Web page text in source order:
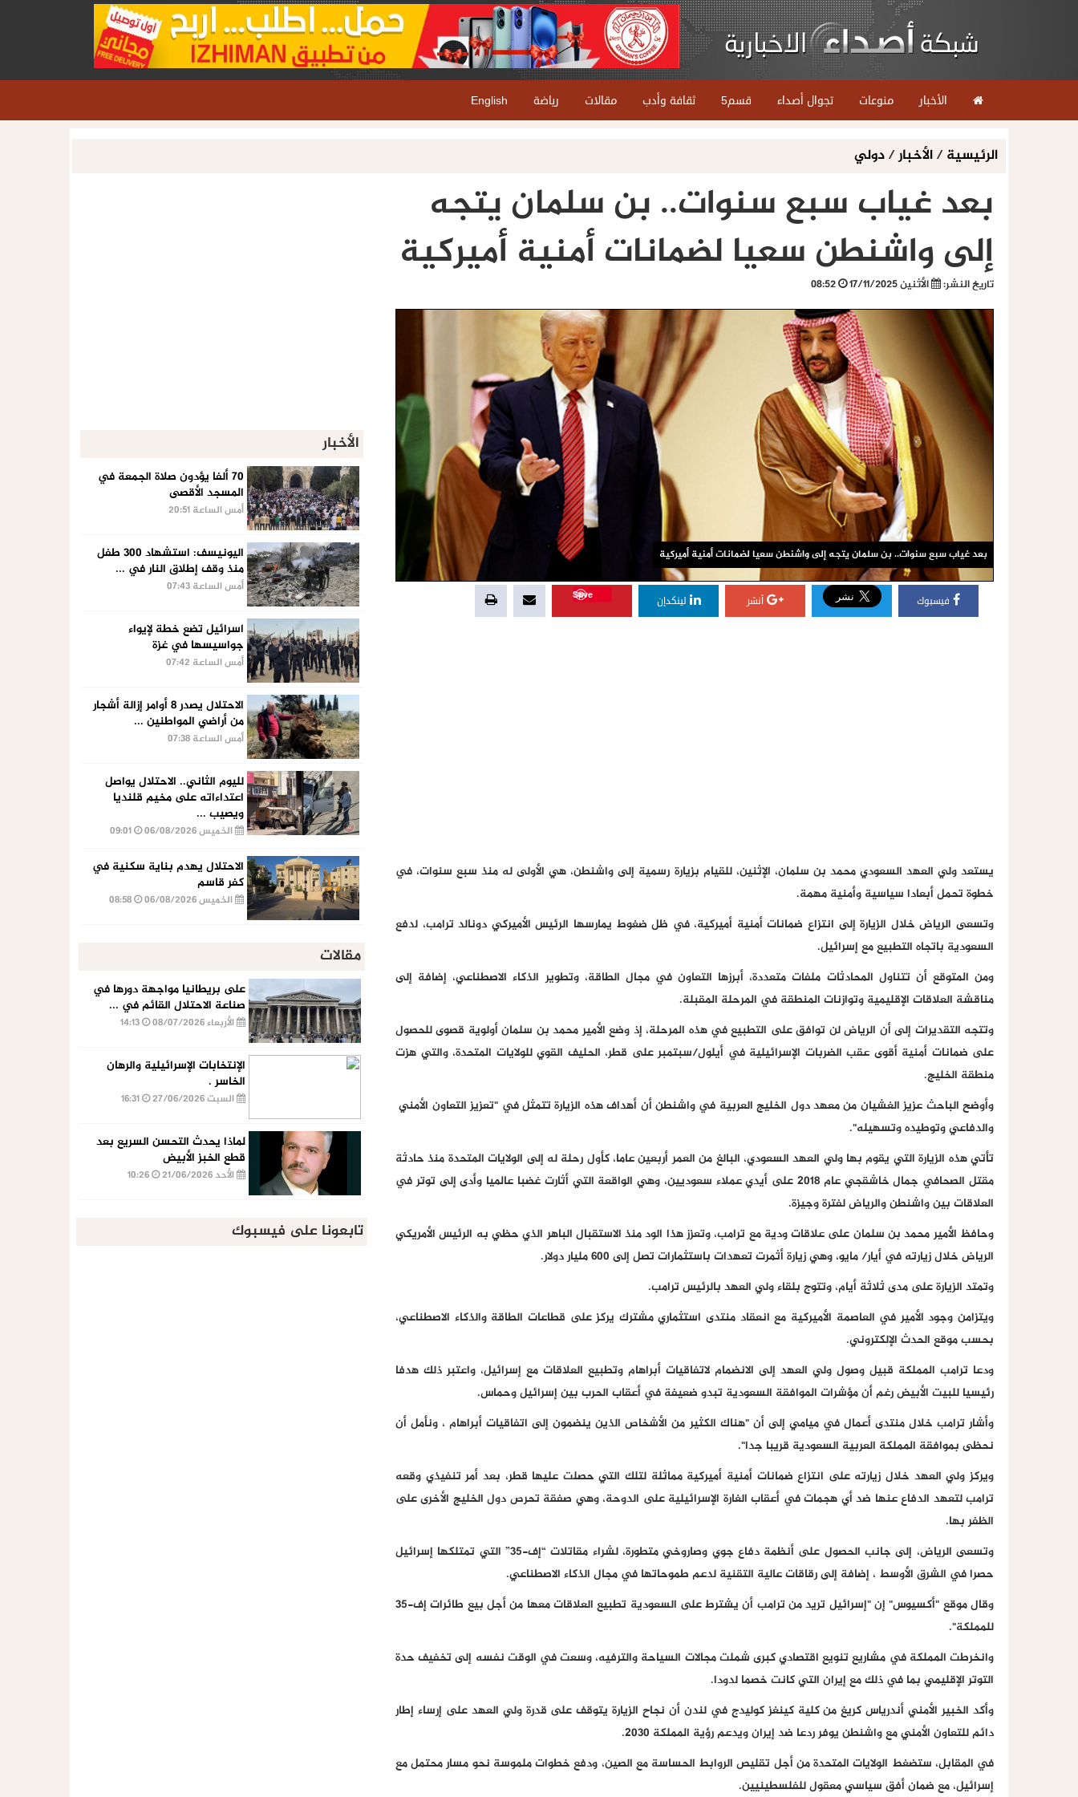
الأخبار منوعات تجوال أصداء قسم5 ثقافة وأدب مقالات رياضة English
الرئيسية/الأخبار/دولي
بعد غياب سبع سنوات.. بن سلمان يتجه
إلى واشنطن سعيا لضمانات أمنية أميركية
تاريخ النشر: الأثنين 17/11/2025
بعد غياب سبع سنوات.. بن سلمان يتجه إلى واشنطن سعيا لضمانات أمنية أميركية
فيسبوك أنشر لينكدإن
Save
يستعد ولي العهد السعودي محمد بن سلمان، الإثنين، للقيام بزيارة رسمية إلى واشنطن، هي الأولى له منذ سبع سنوات، في
خطوة تحمل أبعادا سياسية وأمنية مهمة.
وتسعى الرياض خلال الزيارة إلى انتزاع ضمانات أمنية أميركية، في ظل ضغوط يمارسها الرئيس الأميركي دونالد ترامب، لدفع
السعودية باتجاه التطبيع مع إسرائيل.
ومن المتوقع أن تتناول المحادثات ملفات متعددة، أبرزها التعاون في مجال الطاقة، وتطوير الذكاء الاصطناعي، إضافة إلى
مناقشة العلاقات الإقليمية وتوازنات المنطقة في المرحلة المقبلة.
وتتجه التقديرات إلى أن الرياض لن توافق على التطبيع في هذه المرحلة، إذ وضع الأمير محمد بن سلمان أولوية قصوى للحصول
على ضمانات أمنية أقوى عقب الضربات الإسرائيلية في أيلول/سبتمبر على قطر، الحليف القوي للولايات المتحدة، والتي هزت
منطقة الخليج.
وأوضح الباحث عزيز الغشيان من معهد دول الخليج العربية في واشنطن أن أهداف هذه الزيارة تتمثل في "تعزيز التعاون الأمني ​​
والدفاعي وتوطيده وتسهيله".
تأتي هذه الزيارة التي يقوم بها ولي العهد السعودي، البالغ من العمر أربعين عاما، كأول رحلة له إلى الولايات المتحدة منذ حادثة
مقتل الصحافي جمال خاشقجي عام 2018 على أيدي عملاء سعوديين، وهي الواقعة التي أثارت غضبا عالميا وأدى إلى توتر في
العلاقات بين واشنطن والرياض لفترة وجيزة.
وحافظ الأمير محمد بن سلمان على علاقات ودية مع ترامب، وتعزز هذا الود منذ الاستقبال الباهر الذي حظي به الرئيس الأمريكي
الرياض خلال زيارته في أيار/ مايو، وهي زيارة أثمرت تعهدات باستثمارات تصل إلى 600 مليار دولار.
وتمتد الزيارة على مدى ثلاثة أيام، وتتوج بلقاء ولي العهد بالرئيس ترامب.
ويتزامن وجود الأمير في العاصمة الأميركية مع انعقاد منتدى استثماري مشترك يركز على قطاعات الطاقة والذكاء الاصطناعي،
بحسب موقع الحدث الإلكتروني.
ودعا ترامب المملكة قبيل وصول ولي العهد إلى الانضمام لاتفاقيات أبراهام وتطبيع العلاقات مع إسرائيل، واعتبر ذلك هدفا
رئيسيا للبيت الأبيض رغم أن مؤشرات الموافقة السعودية تبدو ضعيفة في أعقاب الحرب بين إسرائيل وحماس.
وأشار ترامب خلال منتدى أعمال في ميامي إلى أن "هناك الكثير من الأشخاص الذين ينضمون إلى اتفاقيات أبراهام ، ونأمل أن
نحظى بموافقة المملكة العربية السعودية قريبا جدا".
ويركز ولي العهد خلال زيارته على انتزاع ضمانات أمنية أميركية مماثلة لتلك التي حصلت عليها قطر، بعد أمر تنفيذي وقعه
ترامب لتعهد الدفاع عنها ضد أي هجمات في أعقاب الغارة الإسرائيلية على الدوحة، وهي صفقة تحرص دول الخليج الأخرى على
الظفر بها.
وتسعى الرياض، إلى جانب الحصول على أنظمة دفاع جوي وصاروخي متطورة، لشراء مقاتلات “إف-35” التي تمتلكها إسرائيل
حصرا في الشرق الأوسط ، إضافة إلى رقاقات عالية التقنية لدعم طموحاتها في مجال الذكاء الاصطناعي.
وقال موقع "أكسيوس" إن "إسرائيل تريد من ترامب أن يشترط على السعودية تطبيع العلاقات معها من أجل بيع طائرات إف-35
للمملكة".
وانخرطت المملكة في مشاريع تنويع اقتصادي كبرى شملت مجالات السياحة والترفيه، وسعت في الوقت نفسه إلى تخفيف حدة
التوتر الإقليمي بما في ذلك مع إيران التي كانت خصما لدودا.
وأكد الخبير الأمني ​​أندرياس كريغ من كلية كينغز كوليدج في لندن أن نجاح الزيارة يتوقف على قدرة ولي العهد على إرساء إطار
دائم للتعاون الأمني ​​مع واشنطن يوفر ردعا ضد إيران ويدعم رؤية المملكة 2030.
في المقابل، ستضغط الولايات المتحدة من أجل تقليص الروابط الحساسة مع الصين، ودفع خطوات ملموسة نحو مسار محتمل مع
إسرائيل، مع ضمان أفق سياسي معقول للفلسطينيين.
الأخبار
70 ألفا يؤدون صلاة الجمعة في
المسجد الأقصى
أمس الساعة 20:51
اليونيسف: استشهاد 300 طفل
منذ وقف إطلاق النار في ...
أمس الساعة 07:43
اسرائيل تضع خطة لإيواء
جواسيسها في غزة
أمس الساعة 07:42
الاحتلال يصدر 8 أوامر إزالة أشجار
من أراضي المواطنين ...
أمس الساعة 07:38
لليوم الثاني.. الاحتلال يواصل
اعتداءاته على مخيم قلنديا
ويصيب ...
الخميس 06/08/2026
الاحتلال يهدم بناية سكنية في
كفر قاسم
الخميس 06/08/2026
مقالات
على بريطانيا مواجهة دورها في
صناعة الاحتلال القائم في ...
الأربعاء 08/07/2026
الإنتخابات الإسرائيلية والرهان
الخاسر .
السبت 27/06/2026
لماذا يحدث التحسن السريع بعد
قطع الخبز الأبيض
الأحد 21/06/2026
تابعونا على فيسبوك